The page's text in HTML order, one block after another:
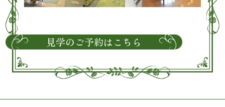
見学のご予約はこちら